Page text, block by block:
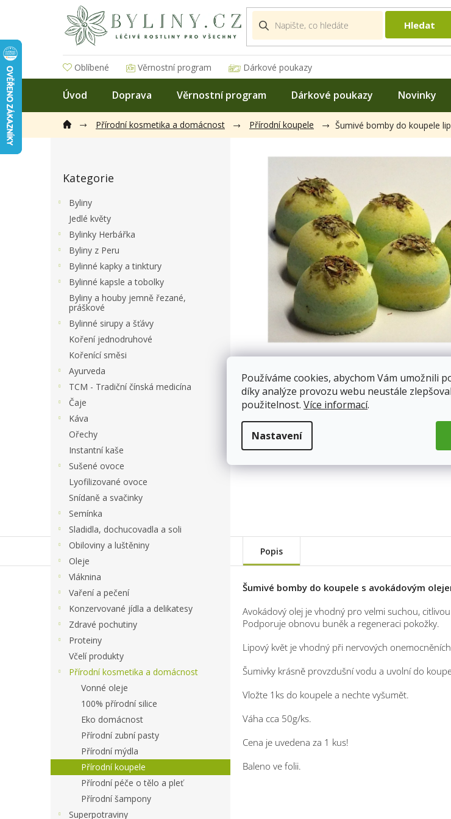
Používáme cookies, abychom Vám umožnili
díky analýze provozu webu neustále
použitelnost. Více informací.
Nastavení
Hledat
Oblíbené Věrnostní program Dárkové poukazy
Úvod Doprava Věrnostní program Dárkové poukazy Novinky
Přírodní kosmetika a domácnost Přírodní koupele Šumivé bomby do koupele
kategorie
Kategorie
Byliny
Jedlé květy
Bylinky Herbářka
Byliny z Peru
Bylinné kapky a tinktury
Bylinné kapsle a tobolky
Byliny a houby jemně řezané,
práškové
Bylinné sirupy a šťávy
Koření jednodruhové
Kořenící směsi
Ayurveda
TCM - Tradiční čínská medicína
Čaje
Káva
Ořechy
Instantní kaše
Sušené ovoce
Lyofilizované ovoce
Snídaně a svačinky
Semínka
Sladidla, dochucovadla a soli
Obiloviny a luštěniny
Oleje
Vláknina
Vaření a pečení
Konzervované jídla a delikatesy
Zdravé pochutiny
Proteiny
Včelí produkty
Přírodní kosmetika a domácnost
Vonné oleje
100% přírodní silice
Eko domácnost
Přírodní zubní pasty
Přírodní mýdla
Přírodní koupele
Přírodní péče o tělo a pleť
Přírodní šampony
Superpotraviny
Popis
Šumivé bomby do koupele s avokádovým
Avokádový olej je vhodný pro velmi suchou,
Podporuje obnovu buněk a regeneraci pokožky.
Lipový květ je vhodný při nervových
Šumivky krásně provzdušní vodu a uvolní do
Vložte 1ks do koupele a nechte vyšumět.
Váha cca 50g/ks.
Cena je uvedena za 1 kus!
Baleno ve folii.